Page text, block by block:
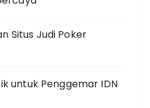
Situs Judi Poker
untuk Penggemar IDN